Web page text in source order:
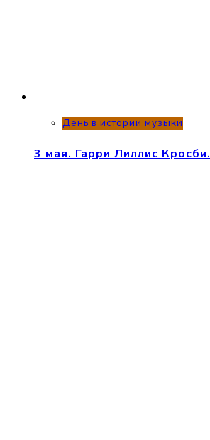
День в истории музыки
3 мая. Гарри Лиллис Кросби.